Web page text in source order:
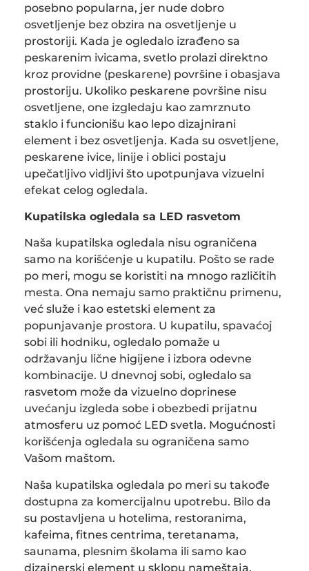
posebno popularna, jer nude dobro
osvetljenje bez obzira na osvetljenje u
prostoriji. Kada je ogledalo izrađeno sa
peskarenim ivicama, svetlo prolazi direktno
kroz providne (peskarene) površine i obasjava
prostoriju. Ukoliko peskarene površine nisu
osvetljene, one izgledaju kao zamrznuto
staklo i funcionišu kao lepo dizajnirani
element i bez osvetljenja. Kada su osvetljene,
peskarene ivice, linije i oblici postaju
upečatljivo vidljivi što upotpunjava vizuelni
efekat celog ogledala.
Kupatilska ogledala sa LED rasvetom
Naša kupatilska ogledala nisu ograničena
samo na korišćenje u kupatilu. Pošto se rade
po meri, mogu se koristiti na mnogo različitih
mesta. Ona nemaju samo praktičnu primenu,
već služe i kao estetski element za
popunjavanje prostora. U kupatilu, spavaćoj
sobi ili hodniku, ogledalo pomaže u
održavanju lične higijene i izbora odevne
kombinacije. U dnevnoj sobi, ogledalo sa
rasvetom može da vizuelno doprinese
uvećanju izgleda sobe i obezbedi prijatnu
atmosferu uz pomoć LED svetla. Mogućnosti
korišćenja ogledala su ograničena samo
Vašom maštom.
Naša kupatilska ogledala po meri su takođe
dostupna za komercijalnu upotrebu. Bilo da
su postavljena u hotelima, restoranima,
kafeima, fitnes centrima, teretanama,
saunama, plesnim školama ili samo kao
dizajnerski element u sklopu nameštaja,